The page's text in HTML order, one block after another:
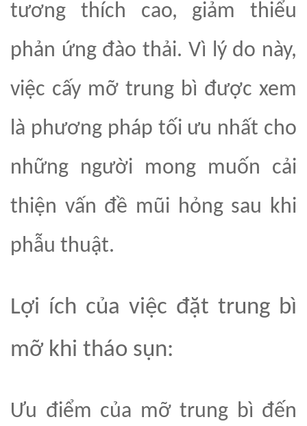
tương thích cao, giảm thiểu
phản ứng đào thải. Vì lý do này,
việc cấy mỡ trung bì được xem
là phương pháp tối ưu nhất cho
những người mong muốn cải
thiện vấn đề mũi hỏng sau khi
phẫu thuật.
Lợi ích của việc đặt trung bì
mỡ khi tháo sụn:
Ưu điểm của mỡ trung bì đến